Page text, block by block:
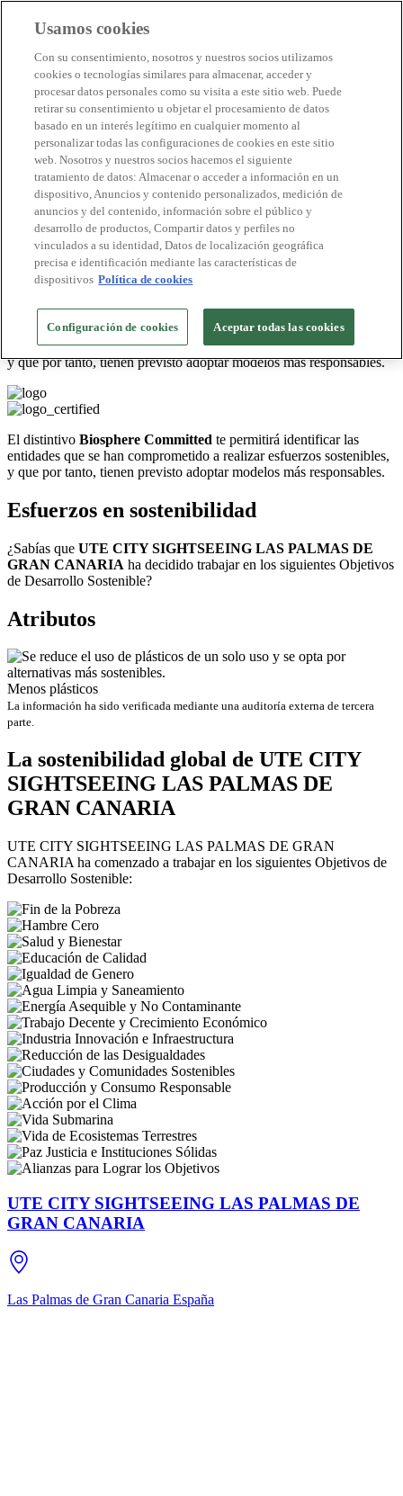
Empresas Biosphere
Cómo valoramos
Quienes somos
ES
English
Português
Français
Català
Deutsch
Türkçe
2026
El distintivoBiosphere Committed te permitirá identificar las
entidades que se han comprometido a realizar esfuerzos sostenibles,
y que por tanto, tienen previsto adoptar modelos más responsables.
Gran Canaria>
Empresas de Transporte
UTE CITY SIGHTSEEING LAS
PALMAS DE GRAN CANARIA
El distintivo Biosphere Committed te permitirá identificar las
entidades que se han comprometido a realizar esfuerzos sostenibles,
y que por tanto, tienen previsto adoptar modelos más responsables.
Esfuerzos en sostenibilidad
¿Sabías que UTE CITY SIGHTSEEING LAS PALMAS DE
GRAN CANARIA ha decidido trabajar en los siguientes Objetivos
de Desarrollo Sostenible?
Atributos
Menos plásticos
La información ha sido verificada mediante una auditoría externa de tercera
parte.
La sostenibilidad global de UTE CITY
SIGHTSEEING LAS PALMAS DE
GRAN CANARIA
UTE CITY SIGHTSEEING LAS PALMAS DE GRAN
CANARIA ha comenzado a trabajar en los siguientes Objetivos de
Desarrollo Sostenible:
UTE CITY SIGHTSEEING LAS PALMAS DE
GRAN CANARIA
Las Palmas de Gran Canaria España
Usamos cookies
Con su consentimiento, nosotros y nuestros socios utilizamos
cookies o tecnologías similares para almacenar, acceder y
procesar datos personales como su visita a este sitio web. Puede
retirar su consentimiento u objetar el procesamiento de datos
basado en un interés legítimo en cualquier momento al
personalizar todas las configuraciones de cookies en este sitio
web. Nosotros y nuestros socios hacemos el siguiente
tratamiento de datos: Almacenar o acceder a información en un
dispositivo, Anuncios y contenido personalizados, medición de
anuncios y del contenido, información sobre el público y
desarrollo de productos, Compartir datos y perfiles no
vinculados a su identidad, Datos de localización geográfica
precisa e identificación mediante las características de
dispositivos Política de cookies
Configuración de cookies Aceptar todas las cookies